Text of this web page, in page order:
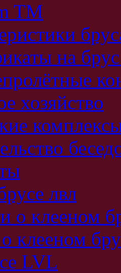
TM
на
хозяйство
лвл
о клееном
клееном
LVL